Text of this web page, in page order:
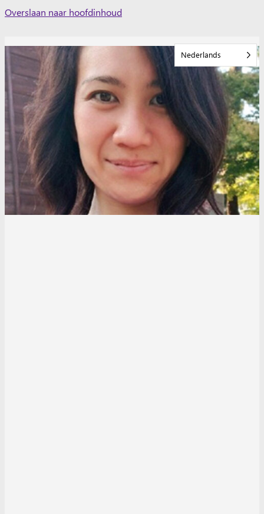
Skip
Overslaan naar hoofdinhoud
Nederlands